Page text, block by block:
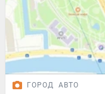
ГОРОД АВТО